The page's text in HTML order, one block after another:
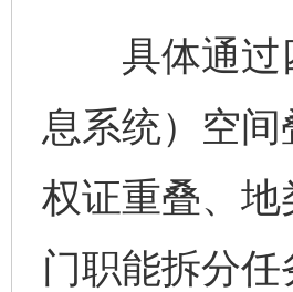
具体通过四
息系统）空
权证重叠、
门职能拆分